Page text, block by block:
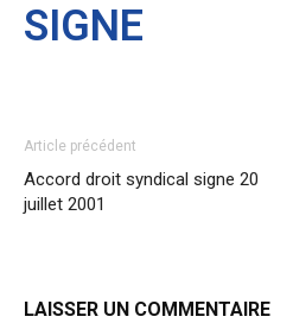
SIGNE
Article précédent
Accord droit syndical signe 20
juillet 2001
LAISSER UN COMMENTAIRE